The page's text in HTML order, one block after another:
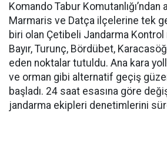
Komando Tabur
Marmaris ve Datça ilçelerine tek
biri olan Çetibeli Jandarma Kontrol
Bayır, Turunç, Bördübet,
eden noktalar tutuldu. Ana kara
ve orman gibi alternatif geçiş
başladı. 24 saat esasına göre
jandarma ekipleri denetimlerini